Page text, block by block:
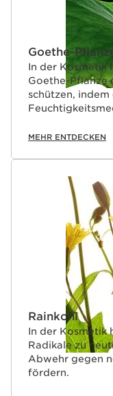
Goethe-
In der Kosmetik
Goethe-Pflanze
schützen,
MEHR ENTDECKEN
Rainkohl
In der Kosmetik
Radikale zu
Abwehr gegen
fördern.